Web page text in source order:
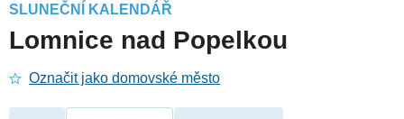
SLUNEČNÍ KALENDÁŘ
Lomnice nad Popelkou
Označit jako domovské město